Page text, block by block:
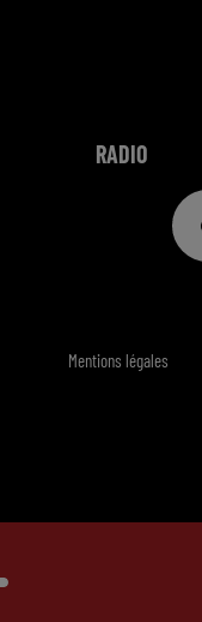
RADIO
Mentions légales